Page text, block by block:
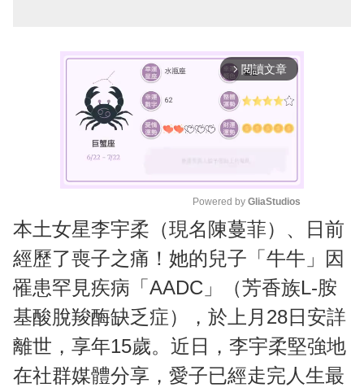
arrow_forward_ios 閱讀文章
M
e
Powered by GliaStudios
本土女星李宇柔（現名陳蔓菲）、日前
經歷了喪子之痛！她的兒子「牛牛」因
罹患罕見疾病「AADC」（芳香族L-胺
基酸脫羧酶缺乏症），於上月28日安詳
離世，享年15歲。近日，李宇柔堅強地
在社群媒體分享，愛子已經走完人生最